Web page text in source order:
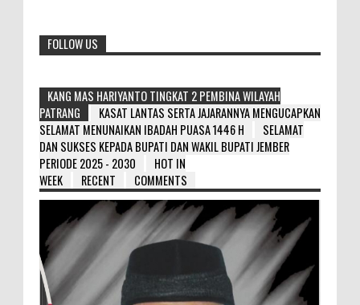
FOLLOW US
KANG MAS HARIYANTO TINGKAT 2 PEMBINA WILAYAH
PATRANG
KASAT LANTAS SERTA JAJARANNYA MENGUCAPKAN
SELAMAT MENUNAIKAN IBADAH PUASA 1446 H
SELAMAT
DAN SUKSES KEPADA BUPATI DAN WAKIL BUPATI JEMBER
PERIODE 2025 - 2030
HOT IN
WEEK
RECENT COMMENTS